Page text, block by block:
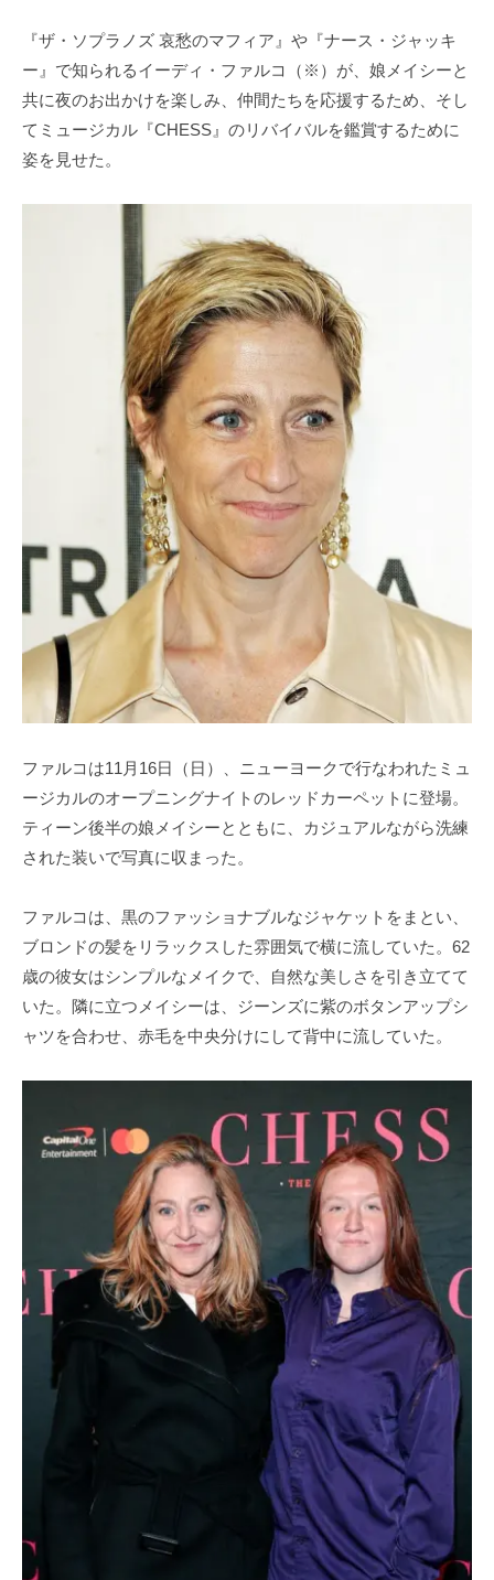
i
g
a
y
a
の
コ
メ
ン
『ザ・ソプラノズ 哀愁のマフィア』や『ナース・ジャッキ
ー』で知られるイーディ・ファルコ（※）が、娘メイシーと
共に夜のお出かけを楽しみ、仲間たちを応援するため、そし
てミュージカル『CHESS』のリバイバルを鑑賞するために
姿を見せた。
ファルコは11月16日（日）、ニューヨークで行なわれたミュ
ージカルのオープニングナイトのレッドカーペットに登場。
ティーン後半の娘メイシーとともに、カジュアルながら洗練
された装いで写真に収まった。
ファルコは、黒のファッショナブルなジャケットをまとい、
ブロンドの髪をリラックスした雰囲気で横に流していた。62
歳の彼女はシンプルなメイクで、自然な美しさを引き立てて
いた。隣に立つメイシーは、ジーンズに紫のボタンアップシ
ャツを合わせ、赤毛を中央分けにして背中に流していた。